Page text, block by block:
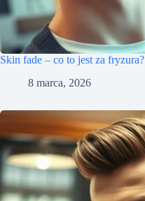
Skin fade – co to jest za fryzura?
8 marca, 2026